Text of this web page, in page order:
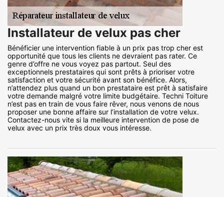
Installateur de velux pas cher
Bénéficier une intervention fiable à un prix pas trop cher est
opportunité que tous les clients ne devraient pas rater. Ce
genre d’offre ne vous voyez pas partout. Seul des
exceptionnels prestataires qui sont prêts à prioriser votre
satisfaction et votre sécurité avant son bénéfice. Alors,
n’attendez plus quand un bon prestataire est prêt à satisfaire
votre demande malgré votre limite budgétaire. Techni Toiture
n’est pas en train de vous faire rêver, nous venons de nous
proposer une bonne affaire sur l’installation de votre velux.
Contactez-nous vite si la meilleure intervention de pose de
velux avec un prix très doux vous intéresse.